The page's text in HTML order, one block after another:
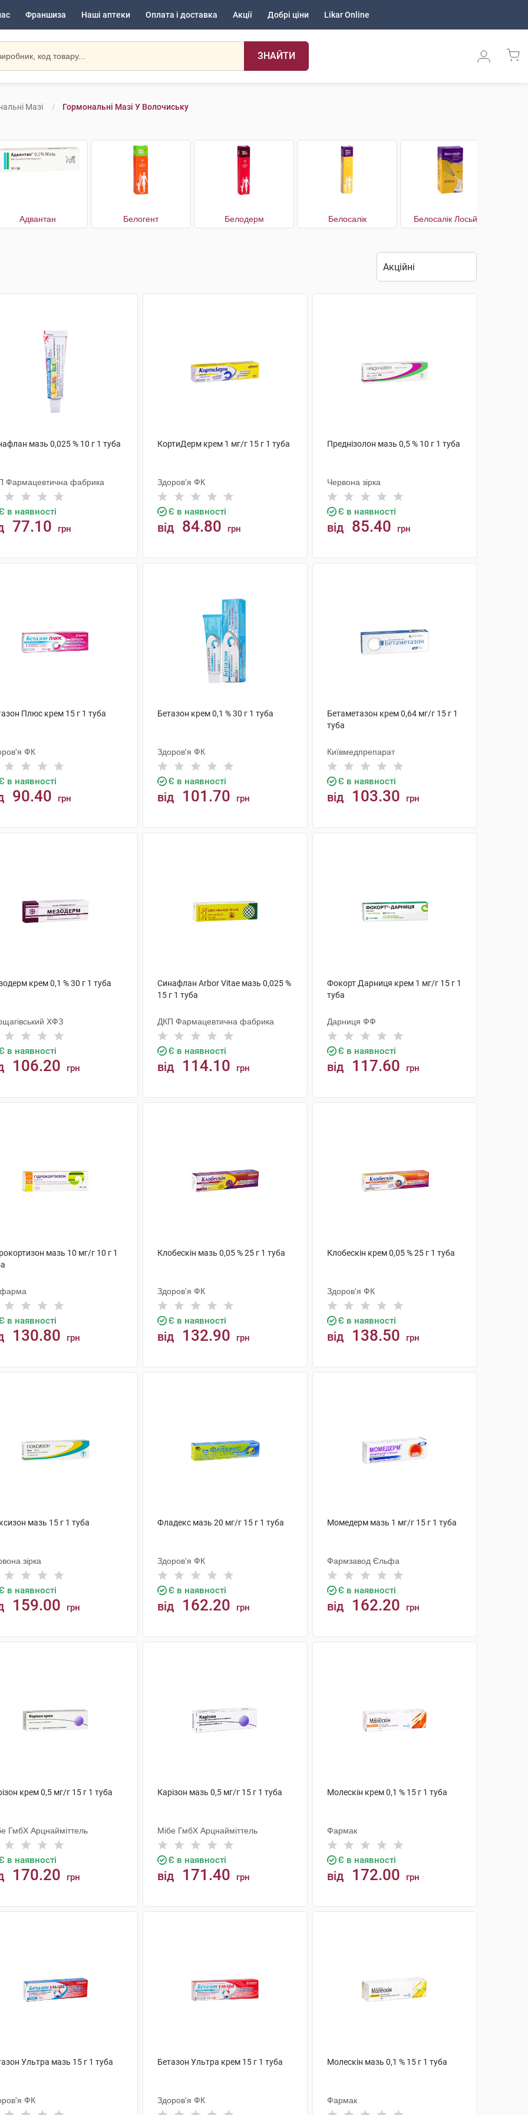
Франшиза Наші аптеки Оплата і доставка Акції Добрі ціни Likar Online
ЗНАЙТИ
Мазі Гормональні Мазі У Волочиську
Адвантан Белогент Белодерм Белосалік Белосалік Лосьйон
мазь 0,025 % 10 г 1 туба
Фармацевтична фабрика
в наявності
77.10 грн
КортиДерм крем 1 мг/г 15 г 1 туба
Здоров'я ФК
Є в наявності
від 84.80 грн
Преднізолон мазь 0,5 % 10 г 1 туба
Червона зірка
Є в наявності
від 85.40 грн
Плюс крем 15 г 1 туба
ФК
в наявності
90.40 грн
Бетазон крем 0,1 % 30 г 1 туба
Здоров'я ФК
Є в наявності
від 101.70 грн
Бетаметазон крем 0,64 мг/г 15 г 1
туба
Київмедпрепарат
Є в наявності
від 103.30 грн
крем 0,1 % 30 г 1 туба
ХФЗ
в наявності
106.20 грн
Синафлан Arbor Vitae мазь 0,025 %
15 г 1 туба
ДКП Фармацевтична фабрика
Є в наявності
від 114.10 грн
Фокорт Дарниця крем 1 мг/г 15 г 1
туба
Дарниця ФФ
Є в наявності
від 117.60 грн
мазь 10 мг/г 10 г 1
в наявності
130.80 грн
Клобескін мазь 0,05 % 25 г 1 туба
Здоров'я ФК
Є в наявності
від 132.90 грн
Клобескін крем 0,05 % 25 г 1 туба
Здоров'я ФК
Є в наявності
від 138.50 грн
мазь 15 г 1 туба
зірка
в наявності
159.00 грн
Фладекс мазь 20 мг/г 15 г 1 туба
Здоров'я ФК
Є в наявності
від 162.20 грн
Момедерм мазь 1 мг/г 15 г 1 туба
Фармзавод Єльфа
Є в наявності
від 162.20 грн
крем 0,5 мг/г 15 г 1 туба
ГмбХ Арцнайміттель
в наявності
170.20 грн
Карiзон мазь 0,5 мг/г 15 г 1 туба
Мібе ГмбХ Арцнайміттель
Є в наявності
від 171.40 грн
Молескін крем 0,1 % 15 г 1 туба
Фармак
Є в наявності
від 172.00 грн
Ультра мазь 15 г 1 туба
ФК
Бетазон Ультра крем 15 г 1 туба
Здоров'я ФК
Молескін мазь 0,1 % 15 г 1 туба
Фармак